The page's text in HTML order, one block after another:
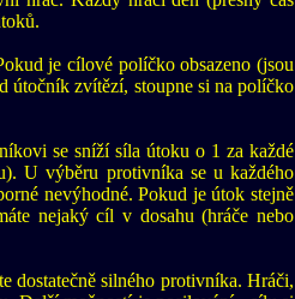
je cílové políčko obsazeno (jsou
útočník zvítězí, stoupne si na políčko
se sníží síla útoku o 1 za každé
U výběru protivníka se u každého
nevýhodné. Pokud je útok stejně
nejaký cíl v dosahu (hráče nebo
dostatečně silného protivníka. Hráči,